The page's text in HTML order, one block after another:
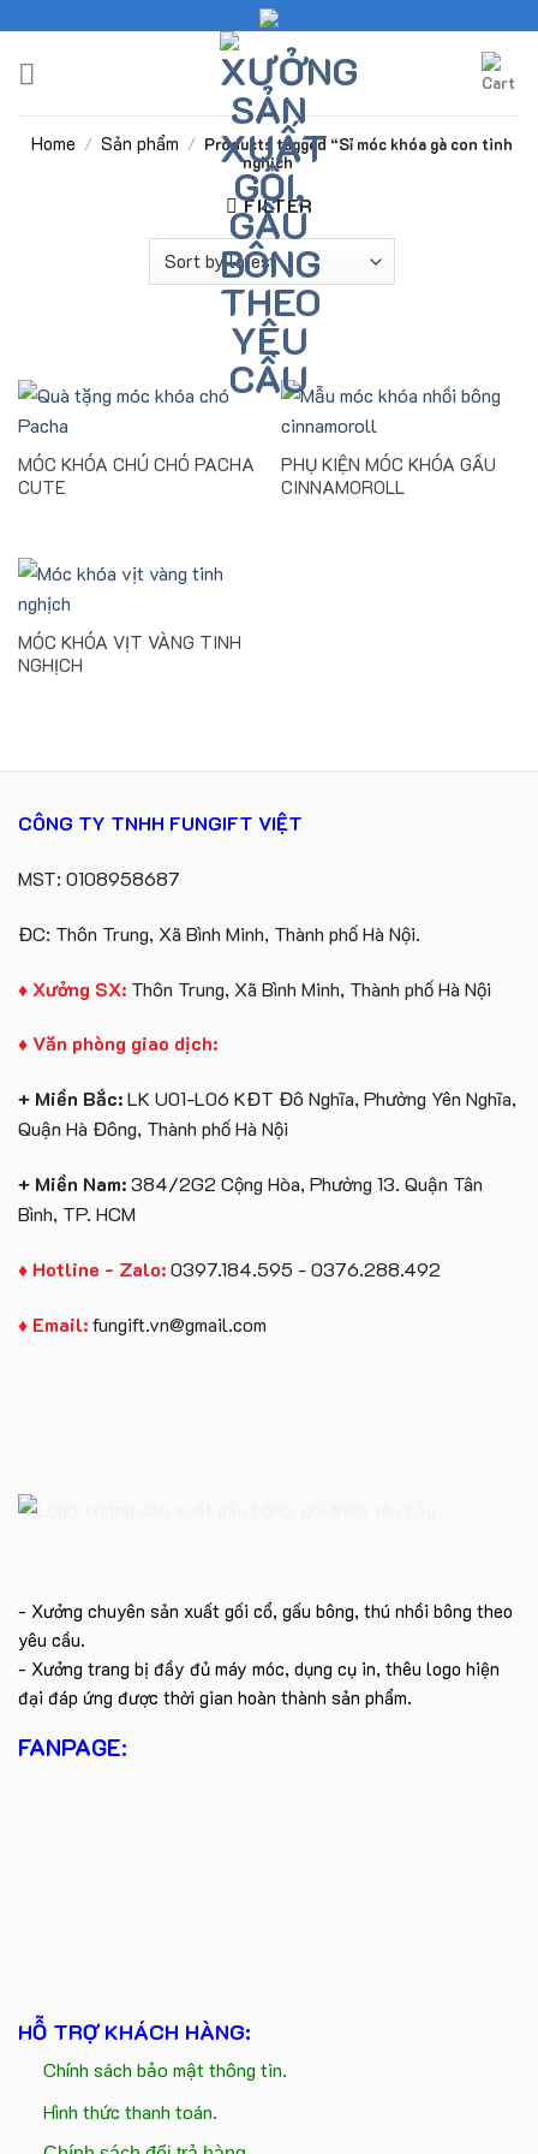
content
Home / Sản phẩm / Products tagged “Sỉ móc khóa gà con tinh
nghịch”
FILTER
MÓC KHÓA CHÚ CHÓ PACHA
CUTE
PHỤ KIỆN MÓC KHÓA GẤU
CINNAMOROLL
MÓC KHÓA VỊT VÀNG TINH
NGHỊCH
CÔNG TY TNHH FUNGIFT VIỆT
MST: 0108958687
ĐC: Thôn Trung, Xã Bình Minh, Thành phố Hà Nội.
♦ Xưởng SX: Thôn Trung, Xã Bình Minh, Thành phố Hà Nội
♦ Văn phòng giao dịch:
+ Miền Bắc:LK U01-L06 KĐT Đô Nghĩa, Phường Yên Nghĩa,
Quận Hà Đông, Thành phố Hà Nội
+ Miền Nam:384/2G2 Cộng Hòa, Phường 13. Quận Tân
Bình, TP. HCM
♦ Hotline - Zalo:0397.184.595 - 0376.288.492
♦ Email:fungift.vn@gmail.com
- Xưởng chuyên sản xuất gối cổ, gấu bông, thú nhồi bông theo
yêu cầu.
- Xưởng trang bị đầy đủ máy móc, dụng cụ in, thêu logo hiện
đại đáp ứng được thời gian hoàn thành sản phẩm.
FANPAGE:
HỖ TRỢ KHÁCH HÀNG:
Chính sách bảo mật thông tin.
Hình thức thanh toán.